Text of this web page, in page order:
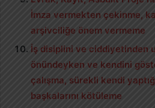
İmza vermekten çekinme,
arşivciliğe önem vermeme
İş disiplini ve ciddiyetinden
önündeyken ve kendini
çalışma, sürekli kendi
başkalarını kötüleme